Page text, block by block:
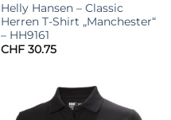
Helly Hansen – Classic
Herren T-Shirt „Manchester“
– HH9161
CHF30.75